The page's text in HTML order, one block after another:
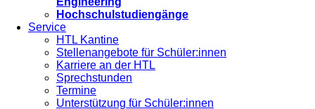
Hochschulstudiengänge
Service
HTL Kantine
Stellenangebote für Schüler:innen
Karriere an der HTL
Sprechstunden
Termine
Unterstützung für Schüler:innen